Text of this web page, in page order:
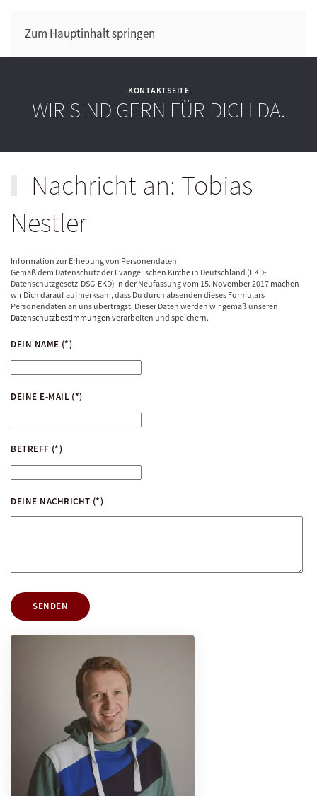
Zum Hauptinhalt springen
KONTAKTSEITE
WIR SIND GERN FÜR DICH DA.
Nachricht an: Tobias
Nestler
Information zur Erhebung von Personendaten
Gemäß dem Datenschutz der Evangelischen Kirche in Deutschland (EKD-
Datenschutzgesetz-DSG-EKD) in der Neufassung vom 15. November 2017 machen
wir Dich darauf aufmerksam, dass Du durch absenden dieses Formulars
Personendaten an uns überträgst. Dieser Daten werden wir gemäß unseren
Datenschutzbestimmungen verarbeiten und speichern.
DEIN NAME (*)
DEINE E-MAIL (*)
BETREFF (*)
DEINE NACHRICHT (*)
SENDEN